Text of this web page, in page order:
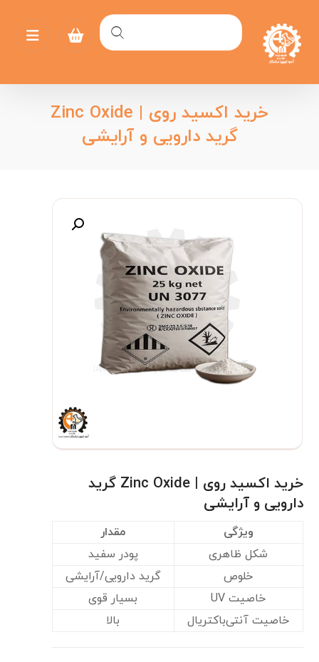
خرید اکسید روی | Zinc Oxide
گرید دارویی و آرایشی
خرید اکسید روی | Zinc Oxide گرید
دارویی و آرایشی
ویژگی
مقدار
شکل ظاهری
پودر سفید
خلوص
گرید دارویی/آرایشی
خاصیت UV
بسیار قوی
خاصیت آنتی‌باکتریال
بالا